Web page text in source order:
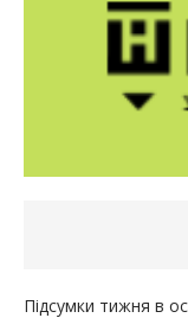
Підсумки тижня в